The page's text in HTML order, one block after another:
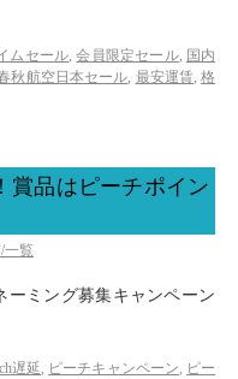
ムセール,会員限定セール, 国内
秋航空日本セール, 最安運賃,格
賞品はピーチポイン
一覧
ーミング募集キャンペーン
遅延, ピーチキャンペーン, ピー